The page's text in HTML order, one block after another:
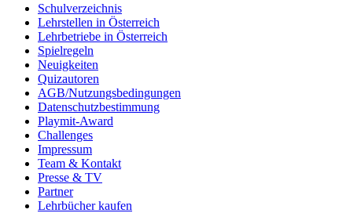
Schulverzeichnis
Lehrstellen in Österreich
Lehrbetriebe in Österreich
Spielregeln
Neuigkeiten
Quizautoren
AGB/Nutzungsbedingungen
Datenschutzbestimmung
Playmit-Award
Challenges
Impressum
Team & Kontakt
Presse & TV
Partner
Lehrbücher kaufen